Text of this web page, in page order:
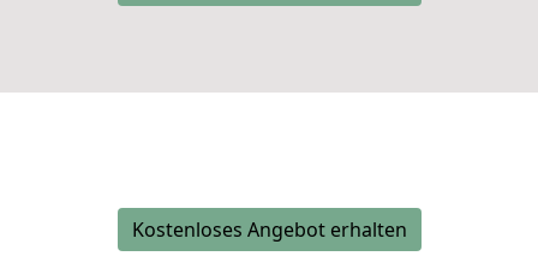
Kostenloses Angebot erhalten